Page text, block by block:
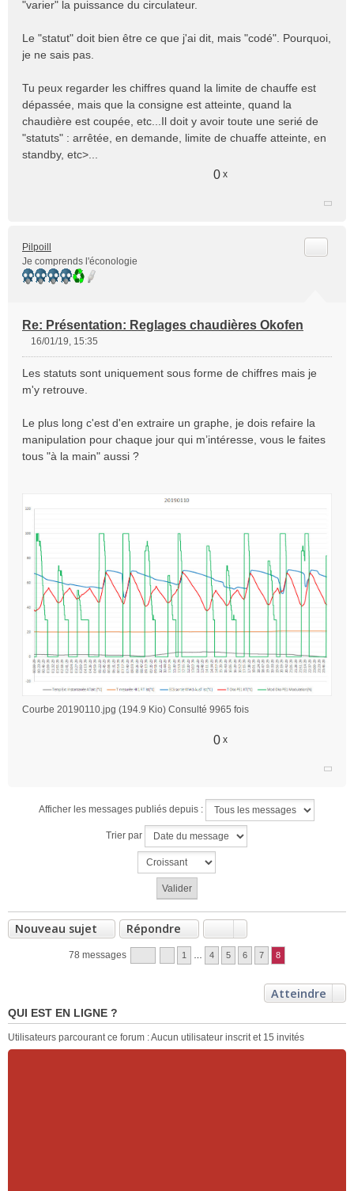
"varier" la puissance du circulateur.
Le "statut" doit bien être ce que j'ai dit, mais "codé". Pourquoi,
je ne sais pas.
Tu peux regarder les chiffres quand la limite de chauffe est
dépassée, mais que la consigne est atteinte, quand la
chaudière est coupée, etc...Il doit y avoir toute une serié de
"statuts" : arrêtée, en demande, limite de chuaffe atteinte, en
standby, etc>...
0 x
Pilpoill
Je comprends l'éconologie
Re: Présentation: Reglages chaudières Okofen
s
s
g
e
u
16/01/19, 15:35
Les statuts sont uniquement sous forme de chiffres mais je
m'y retrouve.
Le plus long c'est d'en extraire un graphe, je dois refaire la
manipulation pour chaque jour qui m’intéresse, vous le faites
tous "à la main" aussi ?
Courbe 20190110.jpg (194.9 Kio) Consulté 9965 fois
0 x
Afficher les messages publiés depuis :
Trier par
Nouveau sujet Répondre
78 messages 1 4 5 6 7 8
Atteindre
QUI EST EN LIGNE ?
Utilisateurs parcourant ce forum : Aucun utilisateur inscrit et 15 invités